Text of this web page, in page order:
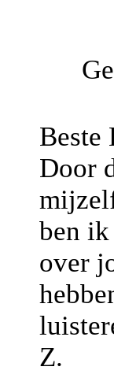
Beste
Door
ben
over
Z.